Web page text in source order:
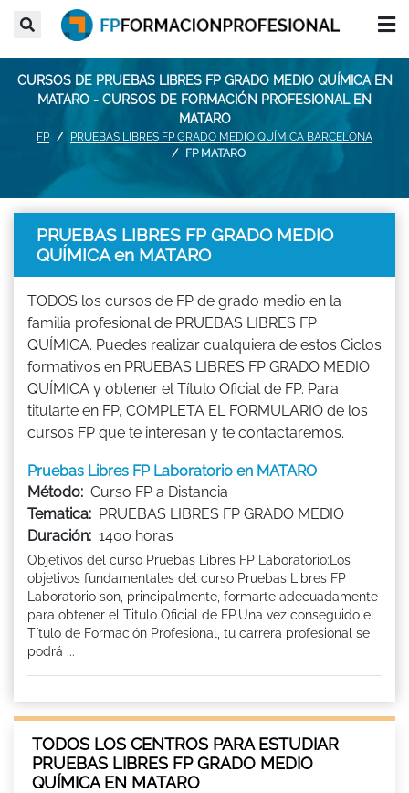
CURSOS DE PRUEBAS LIBRES FP GRADO MEDIO QUÍMICA EN
MATARO - CURSOS DE FORMACIÓN PROFESIONAL EN
MATARO
FP
PRUEBAS LIBRES FP GRADO MEDIO QUÍMICA BARCELONA
FP MATARO
PRUEBAS LIBRES FP GRADO MEDIO
QUÍMICA en MATARO
TODOS los cursos de FP de grado medio en la
familia profesional de PRUEBAS LIBRES FP
QUÍMICA. Puedes realizar cualquiera de estos Ciclos
formativos en PRUEBAS LIBRES FP GRADO MEDIO
QUÍMICA y obtener el Título Oficial de FP. Para
titularte en FP, COMPLETA EL FORMULARIO de los
cursos FP que te interesan y te contactaremos.
Pruebas Libres FP Laboratorio en MATARO
Método: Curso FP a Distancia
Tematica: PRUEBAS LIBRES FP GRADO MEDIO
Duración: 1400 horas
Objetivos del curso Pruebas Libres FP Laboratorio:Los
objetivos fundamentales del curso Pruebas Libres FP
Laboratorio son, principalmente, formarte adecuadamente
para obtener el Titulo Oficial de FP.Una vez conseguido el
Título de Formación Profesional, tu carrera profesional se
podrá ...
TODOS LOS CENTROS PARA ESTUDIAR
PRUEBAS LIBRES FP GRADO MEDIO
QUÍMICA EN MATARO